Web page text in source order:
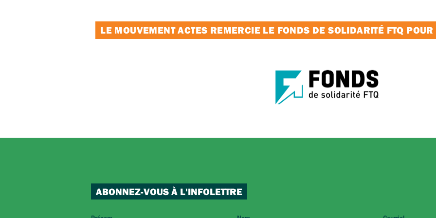
LE MOUVEMENT ACTES REMERCIE LE FONDS DE SOLIDARITÉ FTQ
ABONNEZ-VOUS À L'INFOLETTRE